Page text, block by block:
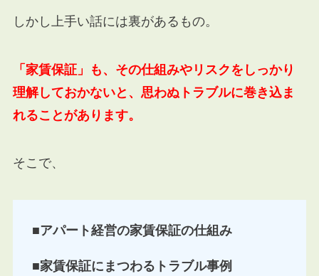
しかし上手い話には裏があるもの。
「家賃保証」も、その仕組みやリスクをしっかり
理解しておかないと、思わぬトラブルに巻き込ま
れることがあります。
そこで、
■アパート経営の家賃保証の仕組み
■家賃保証にまつわるトラブル事例